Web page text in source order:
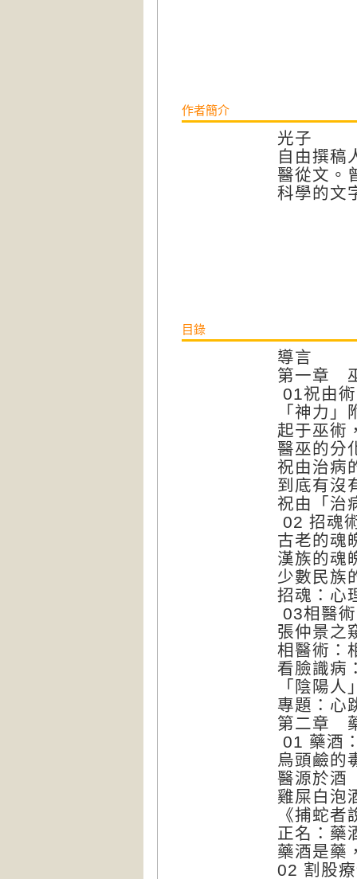
作者簡介
光子
自由撰稿
醫從文。
科學的文
目錄
導言
第一章
01祝由
「神力」
起于巫術
醫巫的分
祝由治病
到底有沒
祝由「治
02 招魂
古老的魂
漢族的魂
少數民族
招魂：心
03相醫
張仲景之
相醫術：
看臉識病
「陰陽
專題：心
第二章
01 藥酒
烏頭鹼的
醫源於酒
雞屎白泡
《捕蛇
正名：藥
藥酒是藥
02 割股